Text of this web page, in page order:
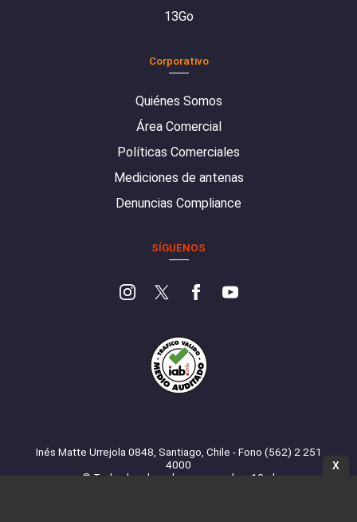
13Go
Corporativo
Quiénes Somos
Área Comercial
Políticas Comerciales
Mediciones de antenas
Denuncias Compliance
SÍGUENOS
Inés Matte Urrejola 0848, Santiago, Chile - Fono (562) 2 251
4000
© Todos los derechos reservados. 13.cl
X